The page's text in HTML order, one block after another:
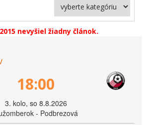
nevyšiel žiadny článok.
18:00
3. kolo, so 8.8.2026
- Podbrezová